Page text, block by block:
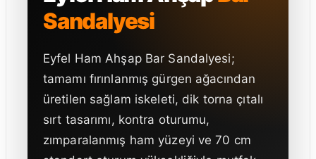
Sandalyesi
Eyfel Ham Ahşap Bar Sandalyesi;
tamamı fırınlanmış gürgen ağacından
üretilen sağlam iskeleti, dik torna çıtalı
sırt tasarımı, kontra oturumu,
zımparalanmış ham yüzeyi ve 70 cm